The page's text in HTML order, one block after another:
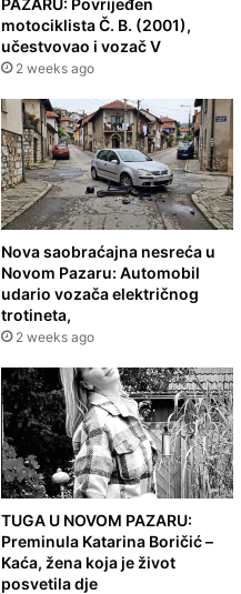
motociklista Č. B. (2001),
učestvovao i vozač V
2 weeks ago
Nova saobraćajna nesreća u
Novom Pazaru: Automobil
udario vozača električnog
trotineta,
2 weeks ago
TUGA U NOVOM PAZARU:
Preminula Katarina Boričić –
Kaća, žena koja je život
posvetila dje